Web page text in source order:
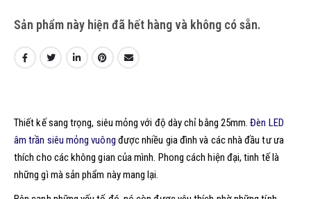
Sản phẩm này hiện đã hết hàng và không có sẵn.
Thiết kế sang trọng, siêu mỏng với độ dày chỉ bằng 25mm.Đèn LED
âm trần siêu mỏng vuông được nhiều gia đình và các nhà đầu tư ưa
thích cho các không gian của mình. Phong cách hiện đại, tinh tế là
những gì mà sản phẩm này mang lại.